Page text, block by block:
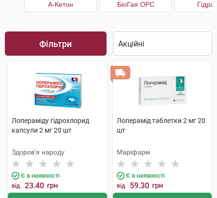
А-Кетон БіоГая ОРС
Фільтри
Лопераміду гідрохлорид
капсули 2 мг 20 шт
Здоров'я народу
Є в наявності
від 23.40 грн
Лоперамід таблетки 2 мг 20
шт
Маріфарм
Є в наявності
від 59.30 грн